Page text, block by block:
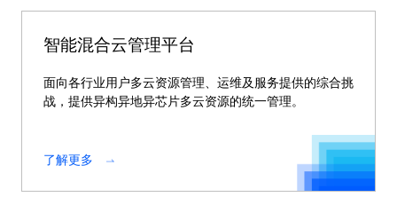
智能混合云管理平台
面向各行业用户多云资源管理、运维及服务提供的综合挑
战，提供异构异地异芯片多云资源的统一管理。
了解更多